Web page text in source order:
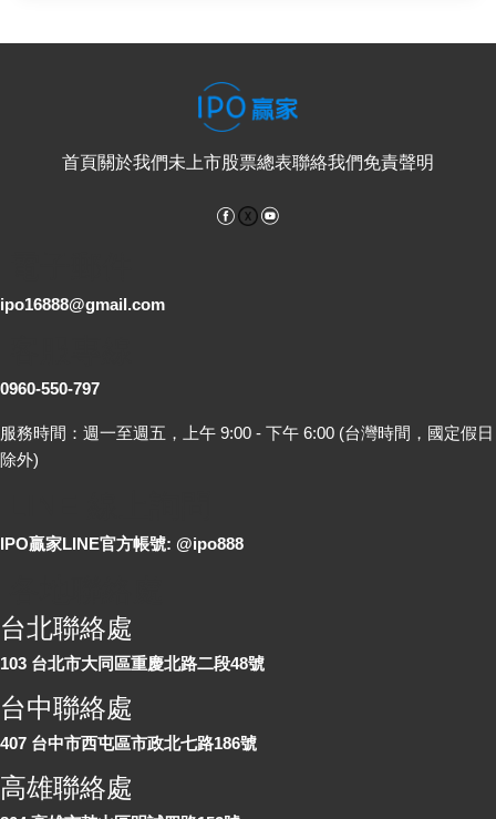
首頁關於我們未上市股票總表聯絡我們免責聲明
Facebook
ipo16888@gmail.com
0960-550-797
服務時間：週一至週五，上午 9:00 - 下午 6:00 (台灣時間，國定假日
除外)
IPO贏家LINE官方帳號: @ipo888
台北聯絡處
103 台北市大同區重慶北路二段48號
台中聯絡處
407 台中市西屯區市政北七路186號
高雄聯絡處